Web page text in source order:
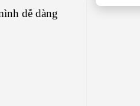
dễ dàng